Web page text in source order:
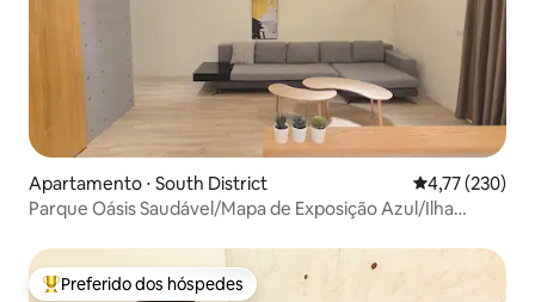
Apartamento ⋅ South District 4,77 de uma
4,77 (230)
Parque Oásis Saudável/Mapa de Exposição Azul/Ilha
Entre os melhores preferidos dos hóspedes
Preferido dos hóspedes